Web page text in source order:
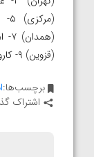
(قزوین) ۹- کارو شیخی (کردستان) ۱۰- ارشیا ظهیری (مازندران)
برچسب‌ها:
اشتراک